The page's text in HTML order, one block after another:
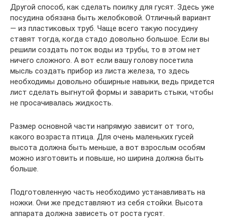
Другой способ, как сделать поилку для гусят. Здесь уже
посудина обязана быть желобковой. Отличный вариант
— из пластиковых труб. Чаще всего такую посудину
ставят тогда, когда стадо довольно большое. Если вы
решили создать поток воды из трубы, то в этом нет
ничего сложного. А вот если вашу голову посетила
мысль создать прибор из листа железа, то здесь
необходимы довольно обширные навыки, ведь придется
лист сделать выгнутой формы и заварить стыки, чтобы
не просачивалась жидкость.
Размер основной части напрямую зависит от того,
какого возраста птица. Для очень маленьких гусей
высота должна быть меньше, а вот взрослым особям
можно изготовить и повыше, но ширина должна быть
больше.
Подготовленную часть необходимо устанавливать на
ножки. Они же представляют из себя стойки. Высота
аппарата должна зависеть от роста гусят.